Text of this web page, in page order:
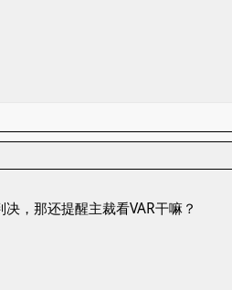
，那还提醒主裁看VAR干嘛？